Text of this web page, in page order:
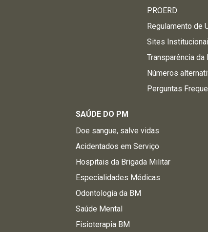
PROERD
Regulamento de
Sites
Transparência
Números
Perguntas
SAÚDE DO PM
Doe sangue, salve vidas
Acidentados em Serviço
Hospitais da Brigada Militar
Especialidades Médicas
Odontologia da BM
Saúde Mental
Fisioterapia BM